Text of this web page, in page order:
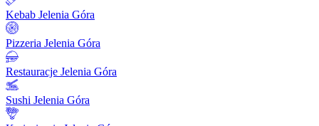
Kebab Jelenia Góra
Pizzeria Jelenia Góra
Restauracje Jelenia Góra
Sushi Jelenia Góra